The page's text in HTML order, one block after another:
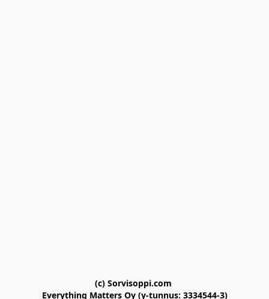
(c) Sorvisoppi.com
Everything Matters Oy (y-tunnus: 3334544-3)